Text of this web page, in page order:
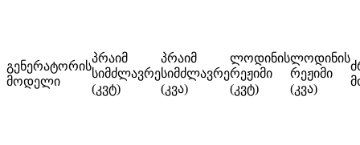
გენერატორის
მოდელი
პრაიმ
სიმძლავრე
(კვტ)
პრაიმ
სიმძლავრე
(კვა)
ლოდინის
რეჟიმი
(კვტ)
ლოდინის
რეჟიმი
(კვა)